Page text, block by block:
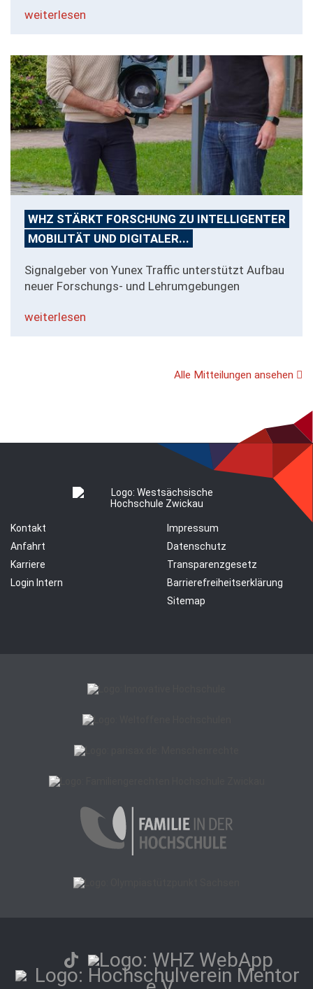
weiterlesen
WHZ STÄRKT FORSCHUNG ZU INTELLIGENTER
MOBILITÄT UND DIGITALER...
Signalgeber von Yunex Traffic unterstützt Aufbau
neuer Forschungs- und Lehrumgebungen
weiterlesen
Alle Mitteilungen ansehen
Kontakt
Anfahrt
Karriere
Login Intern
Impressum
Datenschutz
Transparenzgesetz
Barrierefreiheitserklärung
Sitemap